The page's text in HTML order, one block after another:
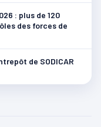
: plus de 120
des forces de
de SODICAR